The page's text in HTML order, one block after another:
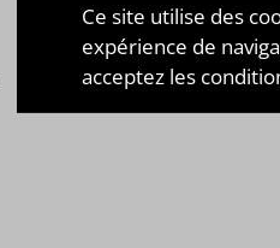
Ce site utilise des
expérience de
acceptez les